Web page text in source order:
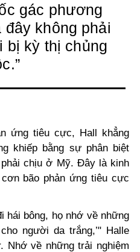
gác phương
đây không phải
bị kỳ thị chủng
ứng tiêu cực, Hall khẳng
khiếp bằng sự phân biệt
chịu ở Mỹ. Đây là kinh
bão phản ứng tiêu cực
hái bông, họ nhớ về những
người da trắng,’" Halle
Nhớ về những trải nghiệm